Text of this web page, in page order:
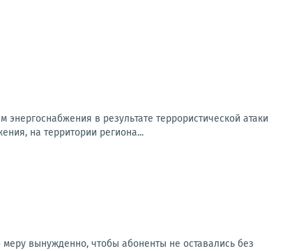
в результате террористической атаки
на территории региона...
вынужденно, чтобы абоненты не оставались без